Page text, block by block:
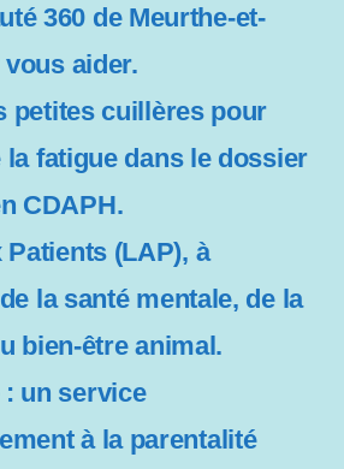
360 de Meurthe-et-
aider.
petites cuillères pour
fatigue dans le dossier
CDAPH.
(LAP), à
la santé mentale, de la
bien-être animal.
: un service
à la parentalité